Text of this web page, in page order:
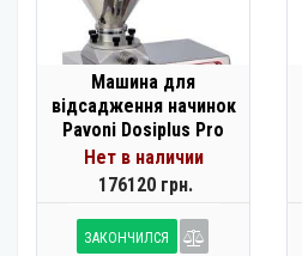
Машина для
відсадження начинок
Pavoni Dosiplus Pro
Нет в наличии
176120 грн.
ЗАКОНЧИЛСЯ